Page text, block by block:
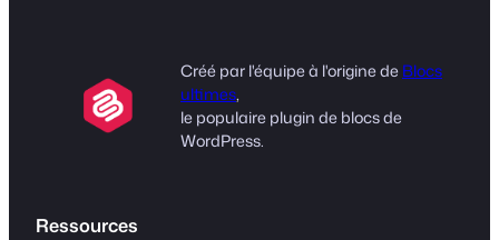
Créé par l'équipe à l'origine deBlocs
ultimes,
le populaire plugin de blocs de
WordPress.
Ressources